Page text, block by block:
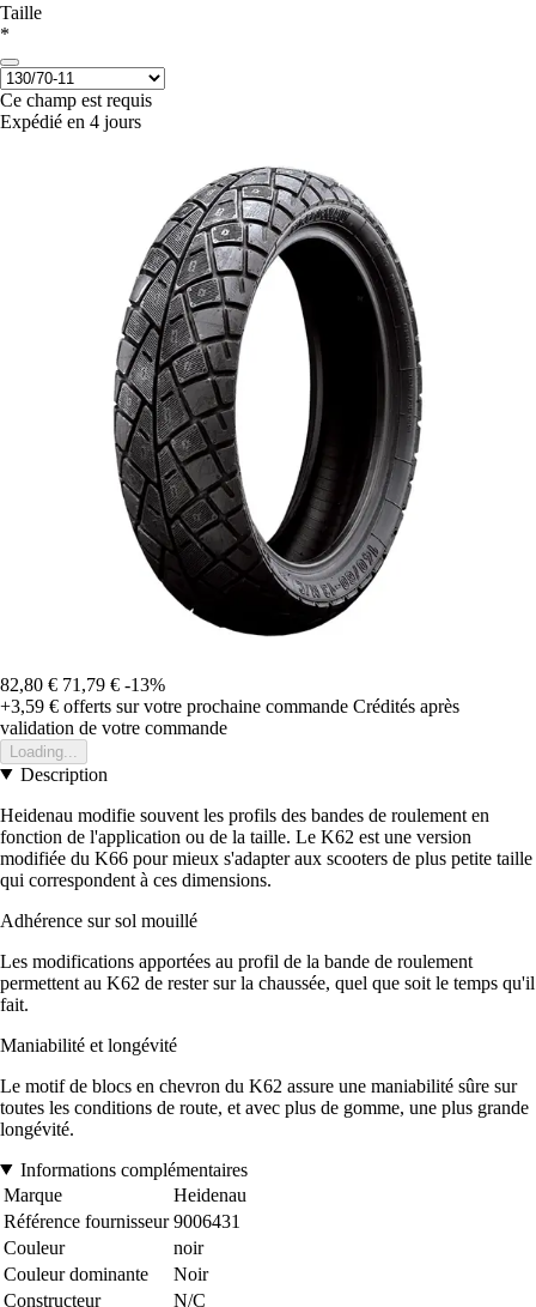
Taille
*
Ce champ est requis
Expédié en 4 jours
82,80 € 71,79 € -13%
+3,59 € offerts sur votre prochaine commande Crédités après
validation de votre commande
Loading...
Description
Heidenau modifie souvent les profils des bandes de roulement en
fonction de l'application ou de la taille. Le K62 est une version
modifiée du K66 pour mieux s'adapter aux scooters de plus petite taille
qui correspondent à ces dimensions.
Adhérence sur sol mouillé
Les modifications apportées au profil de la bande de roulement
permettent au K62 de rester sur la chaussée, quel que soit le temps qu'il
fait.
Maniabilité et longévité
Le motif de blocs en chevron du K62 assure une maniabilité sûre sur
toutes les conditions de route, et avec plus de gomme, une plus grande
longévité.
Informations complémentaires
Marque
Heidenau
Référence fournisseur 9006431
Couleur
noir
Couleur dominante
Noir
Constructeur
N/C